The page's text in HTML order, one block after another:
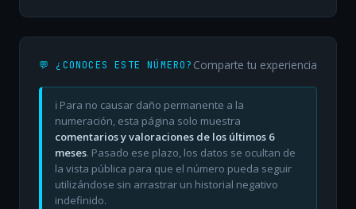
💬 ¿CONOCES ESTE NÚMERO? Comparte tu experiencia
ℹ️ Para no causar daño permanente a la
numeración, esta página solo muestra
comentarios y valoraciones de los últimos 6
meses. Pasado ese plazo, los datos se ocultan de
la vista pública para que el número pueda seguir
utilizándose sin arrastrar un historial negativo
indefinido.